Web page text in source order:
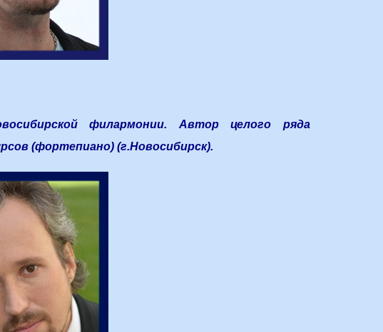
филармонии. Автор целого ряда
(фортепиано) (г.Новосибирск).